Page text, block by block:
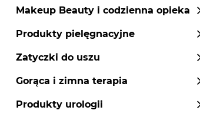
Makeup Beauty i codzienna opieka
Produkty pielęgnacyjne
Zatyczki do uszu
Gorąca i zimna terapia
Produkty urologii